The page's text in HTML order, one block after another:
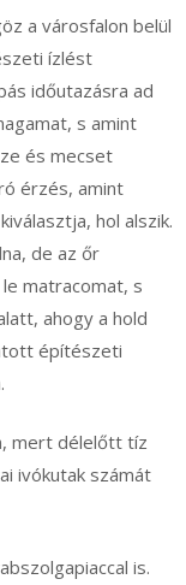
a városfalon belül
ízlést
időutazásra ad
s amint
és mecset
érzés, amint
hol alszik.
de az őr
matracomat, s
ahogy a hold
építészeti
mert délelőtt tíz
ivókutak számát
is.